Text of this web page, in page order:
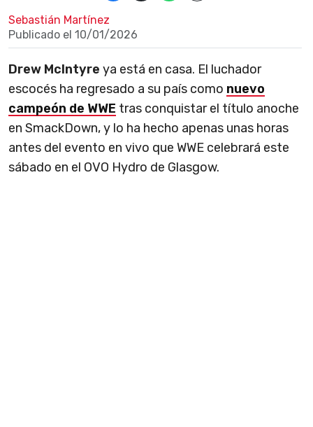
Sebastián Martínez
Publicado el 10/01/2026
Drew McIntyre ya está en casa. El luchador
escocés ha regresado a su país como nuevo
campeón de WWE tras conquistar el título anoche
en SmackDown, y lo ha hecho apenas unas horas
antes del evento en vivo que WWE celebrará este
sábado en el OVO Hydro de Glasgow.